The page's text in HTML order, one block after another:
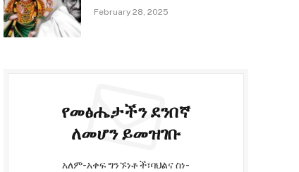
February 28, 2025
የመፅሔታችን ደንበኛ
ለመሆን ይመዝገቡ
አለም-አቀፍ ግንኙነቶች፣ባህልና ስነ-